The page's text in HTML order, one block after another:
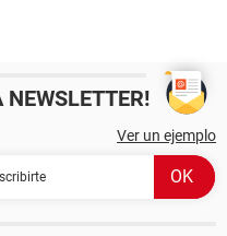
NEWSLETTER!
Ver un ejemplo